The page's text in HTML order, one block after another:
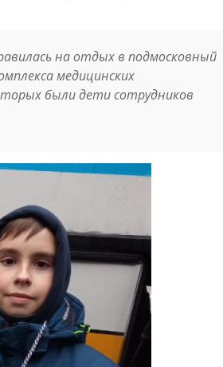
на отдых в подмосковный
медицинских
были дети сотрудников